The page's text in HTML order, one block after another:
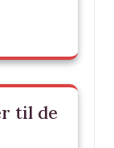
til de